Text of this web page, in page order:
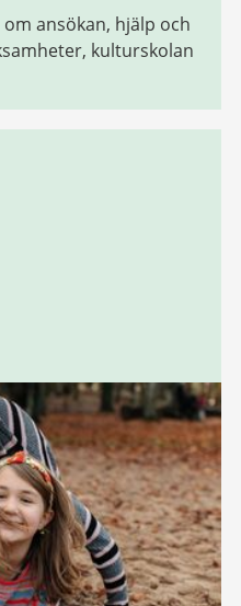
ansökan, hjälp och
kulturskolan